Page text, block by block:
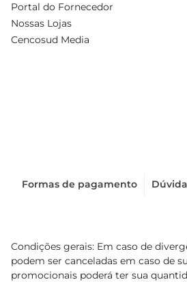
Portal do Fornecedor
Nossas Lojas
Cencosud Media
Formas de pagamento
Condições gerais: Em caso de
podem ser canceladas em caso de
promocionais poderá ter sua